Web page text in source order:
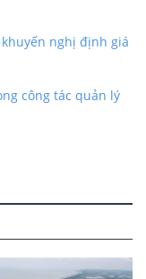
nghị định giá
công tác quản lý